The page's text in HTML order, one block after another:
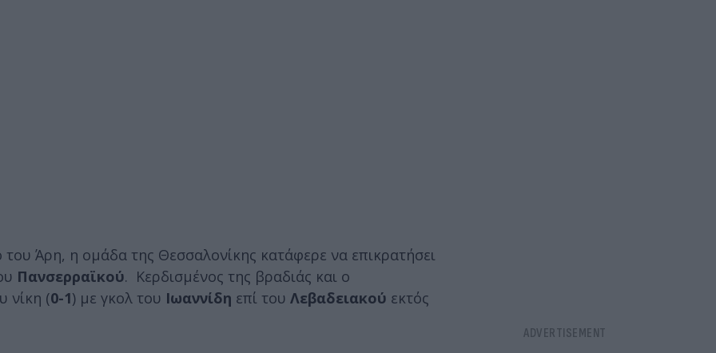
του Άρη, η ομάδα της Θεσσαλονίκης κατάφερε να επικρατήσει
Πανσερραϊκού. Κερδισμένος της βραδιάς και ο
νίκη (0-1) με γκολ του Ιωαννίδη επί του Λεβαδειακού εκτός